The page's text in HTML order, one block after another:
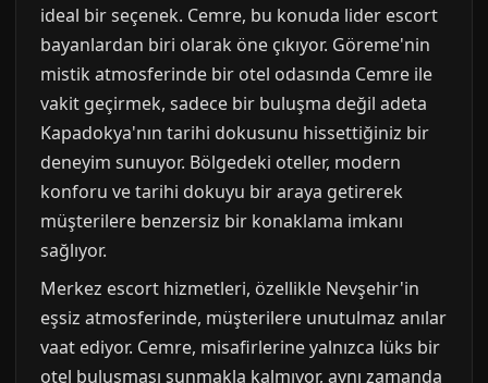
ideal bir seçenek. Cemre, bu konuda lider escort
bayanlardan biri olarak öne çıkıyor. Göreme'nin
mistik atmosferinde bir otel odasında Cemre ile
vakit geçirmek, sadece bir buluşma değil adeta
Kapadokya'nın tarihi dokusunu hissettiğiniz bir
deneyim sunuyor. Bölgedeki oteller, modern
konforu ve tarihi dokuyu bir araya getirerek
müşterilere benzersiz bir konaklama imkanı
sağlıyor.
Merkez escort hizmetleri, özellikle Nevşehir'in
eşsiz atmosferinde, müşterilere unutulmaz anılar
vaat ediyor. Cemre, misafirlerine yalnızca lüks bir
otel buluşması sunmakla kalmıyor, aynı zamanda